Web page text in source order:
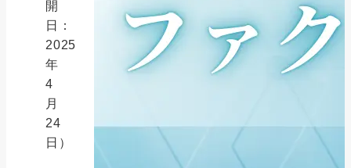
開
日：
2025
年
4
月
24
日）